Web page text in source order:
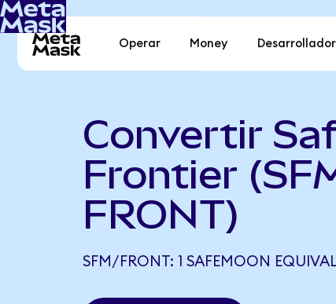
Operar Money Desarrollador
Convertir
Frontier
FRONT)
SFM/FRONT: 1 SAFEMOON